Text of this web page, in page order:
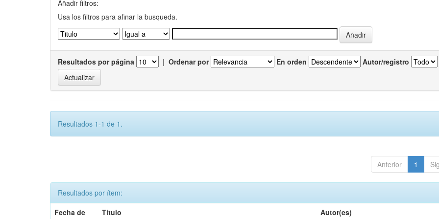
Añadir filtros:
Usa los filtros para afinar la busqueda.
Resultados por página | Ordenar por En orden Autor/registro
Resultados 1-1 de 1.
Anterior 1
Resultados por ítem:
Fecha de
Título Autor(es)